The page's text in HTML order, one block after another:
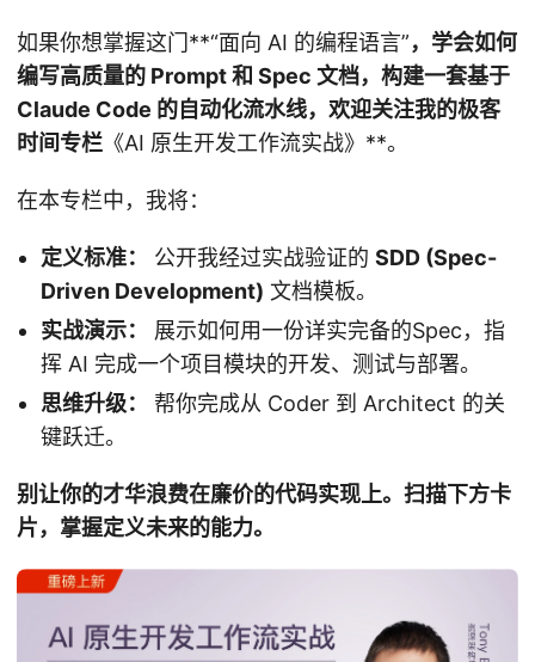
如果你想掌握这门**“面向 AI 的编程语言”，学会如何
编写高质量的 Prompt 和 Spec 文档，构建一套基于
Claude Code 的自动化流水线，欢迎关注我的极客
时间专栏 《AI 原生开发工作流实战》**。
在本专栏中，我将：
定义标准： 公开我经过实战验证的 SDD (Spec-
Driven Development) 文档模板。
实战演示：
展示如何用一份详实完备的Spec，指
挥 AI 完成一个项目模块的开发、测试与部署。
思维升级：
帮你完成从 Coder 到 Architect 的关
键跃迁。
别让你的才华浪费在廉价的代码实现上。扫描下方卡
片，掌握定义未来的能力。